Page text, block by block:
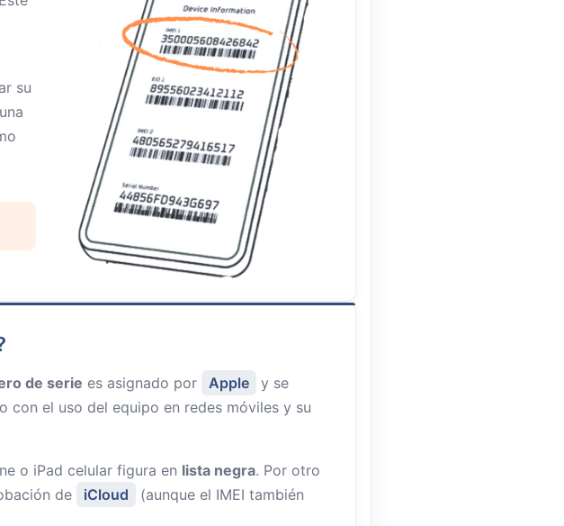
su
de serie es asignado por Apple
y se
con el uso del equipo en redes móviles y su
o iPad celular figura en lista negra. Por otro
de iCloud
(aunque el IMEI también